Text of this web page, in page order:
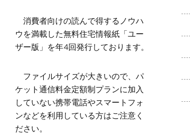
消費者向けの読んで得するノウハ
ウを満載した無料住宅情報紙「ユー
ザー版」を年4回発行しております。
ファイルサイズが大きいので、パ
ケット通信料金定額制プランに加入
していない携帯電話やスマートフォ
ンなどを利用している方はご注意く
ださい。